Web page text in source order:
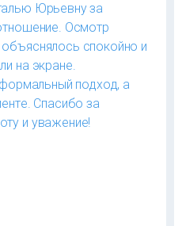
Юрьевну за
Осмотр
спокойно и
на экране.
подход, а
Спасибо за
и уважение!